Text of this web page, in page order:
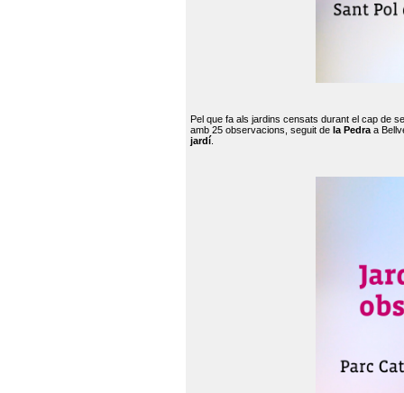
Pel que fa als jardins censats durant el cap de
amb 25 observacions, seguit de la Pedra a
jardí